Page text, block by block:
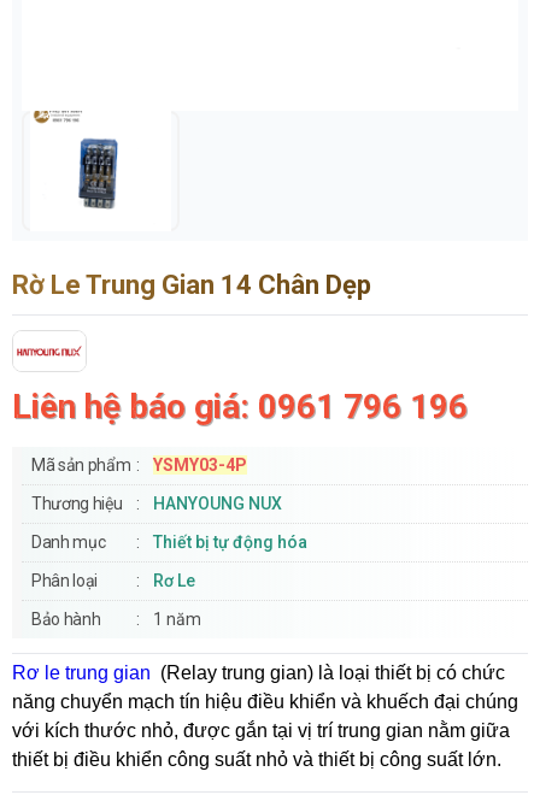
Rờ Le Trung Gian 14 Chân Dẹp
Liên hệ báo giá: 0961 796 196
Mã sản phẩm
YSMY03-4P
Thương hiệu
HANYOUNG NUX
Danh mục
Thiết bị tự động hóa
Phân loại
Rơ Le
Bảo hành
1 năm
Rơ le trung gian (Relay trung gian) là loại thiết bị có chức
năng chuyển mạch tín hiệu điều khiển và khuếch đại chúng
với kích thước nhỏ, được gắn tại vị trí trung gian nằm giữa
thiết bị điều khiển công suất nhỏ và thiết bị công suất lớn.